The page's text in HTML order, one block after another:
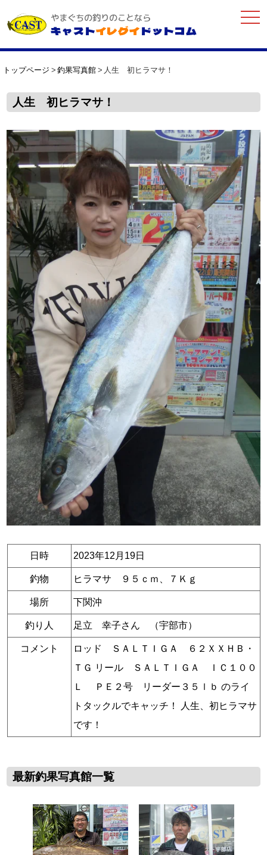
やまぐちの釣りのことなら
キャストイレグイドットコム
トップページ 釣果写真館 人生 初ヒラマサ！
人生 初ヒラマサ！
日時 2023年12月19日
釣物 ヒラマサ ９５ｃｍ、７Ｋｇ
場所 下関沖
釣り人 足立 幸子さん （宇部市）
コメント
ロッド ＳＡＬＴＩＧＡ ６２ＸＸＨＢ・
ＴＧ リール ＳＡＬＴＩＧＡ ＩＣ１００
Ｌ ＰＥ２号 リーダー３５ｌｂ のライ
トタックルでキャッチ！ 人生、初ヒラマサ
です！
最新釣果写真館一覧